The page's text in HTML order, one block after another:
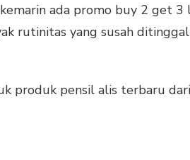
ada promo buy 2 get
rutinitas yang susah
produk pensil alis terbaru